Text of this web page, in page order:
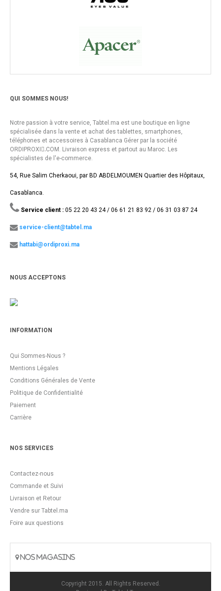
QUI SOMMES NOUS!
Notre passion à votre service, Tabtel.ma est une boutique en ligne
spécialisée dans la vente et achat des tablettes, smartphones,
téléphones et accessoires à Casablanca Gérer par la société
ORDIPROXI.ِCOM. Livraison express et partout au Maroc. Les
spécialistes de l'e-commerce.
54, Rue Salim Cherkaoui, par BD ABDELMOUMEN Quartier des Hôpitaux,
Casablanca.
Service client : 05 22 20 43 24 / 06 61 21 83 92 / 06 31 03 87 24
service-client@tabtel.ma
hattabi@ordiproxi.ma
NOUS ACCEPTONS
INFORMATION
Qui Sommes-Nous ?
Mentions Légales
Conditions Générales de Vente
Politique de Confidentialité
Paiement
Carrière
NOS SERVICES
Contactez-nous
Commande et Suivi
Livraison et Retour
Vendre sur Tabtel.ma
Foire aux questions
NOS MAGASINS
Copyright 2015. All Rights Reserved.